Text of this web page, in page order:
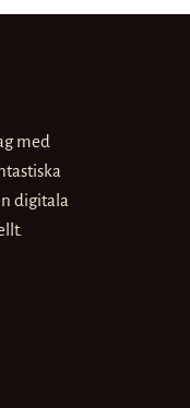
med
digitala